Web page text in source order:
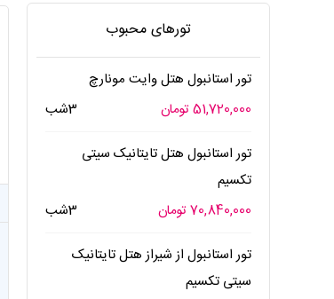
تورهای محبوب
تور استانبول هتل وایت مونارچ
51,720,000 تومان
3شب
تور استانبول هتل تایتانیک سیتی
تکسیم
70,840,000 تومان
3شب
تور استانبول از شیراز هتل تایتانیک
سیتی تکسیم